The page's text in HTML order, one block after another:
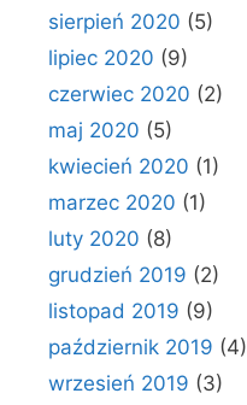
sierpień 2020 (5)
lipiec 2020 (9)
czerwiec 2020 (2)
maj 2020 (5)
kwiecień 2020 (1)
marzec 2020 (1)
luty 2020 (8)
grudzień 2019 (2)
listopad 2019 (9)
październik 2019 (4)
wrzesień 2019 (3)